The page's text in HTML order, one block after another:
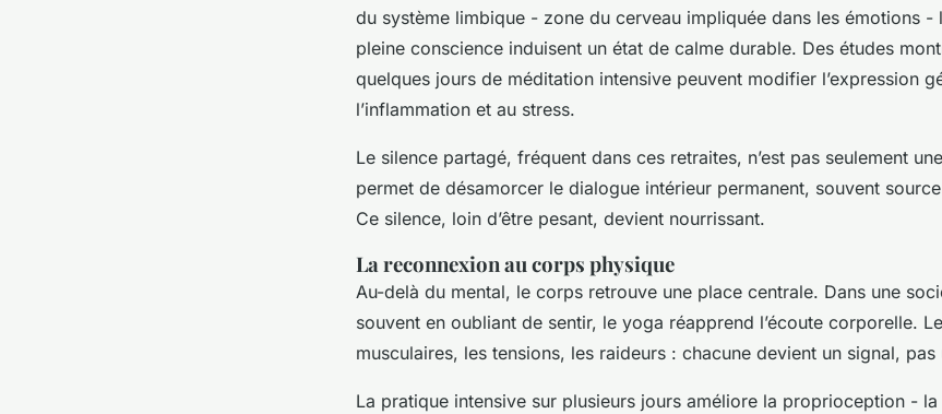
du système limbique - zone du cerveau impliquée dans les émotions -
pleine conscience induisent un état de calme durable. Des études
quelques jours de méditation intensive peuvent modifier l’expression
l’inflammation et au stress.
Le silence partagé, fréquent dans ces retraites, n’est pas seulement
permet de désamorcer le dialogue intérieur permanent, souvent
Ce silence, loin d’être pesant, devient nourrissant.
La reconnexion au corps physique
Au-delà du mental, le corps retrouve une place centrale. Dans une
souvent en oubliant de sentir, le yoga réapprend l’écoute corporelle.
musculaires, les tensions, les raideurs : chacune devient un signal, pas
La pratique intensive sur plusieurs jours améliore la proprioception -